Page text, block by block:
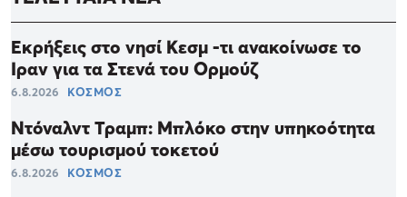
Εκρήξεις στο νησί Κεσμ -τι ανακοίνωσε το
Ιραν για τα Στενά του Ορμούζ
6.8.2026 ΚΟΣΜΟΣ
Ντόναλντ Τραμπ: Μπλόκο στην υπηκοότητα
μέσω τουρισμού τοκετού
6.8.2026 ΚΟΣΜΟΣ